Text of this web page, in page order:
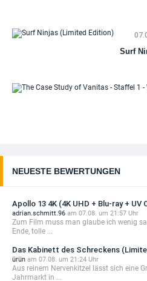
Surf
NEUESTE BEWERTUNGEN
Apollo 13 4K (4K UHD + Blu-ray + UV
adrian.schmitt.96 am 07.08. um 21:57 Uhr
Zum Film muss man glaube ich wenig
Ende, tolle ...
Das Kabinett des Schreckens
ürün am 07.08. um 21:24 Uhr
Aus reinem Nervenkitzel lässt sich eine
Jahrmarkt in ...